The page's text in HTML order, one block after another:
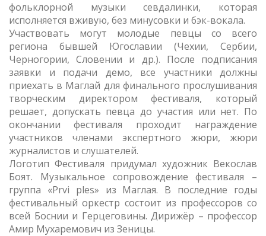
фольклорной музыки севдалинки, которая
исполняется вживую, без минусовки и бэк-вокала.
Участвовать могут молодые певцы со всего
региона бывшей Югославии (Чехии, Сербии,
Черногории, Словении и др.). После подписания
заявки и подачи демо, все участники должны
приехать в Маглай для финального прослушивания
творческим директором фестиваля, который
решает, допускать певца до участия или нет. По
окончании фестиваля проходит награждение
участников членами экспертного жюри, жюри
журналистов и слушателей.
Логотип Фестиваля придумал художник Векослав
Боят. Музыкальное сопровождение фестиваля –
группа «Prvi ples» из Маглая. В последние годы
фестивальный оркестр состоит из профессоров со
всей Боснии и Герцеговины. Дирижёр – профессор
Амир Мухаремович из Зеницы.